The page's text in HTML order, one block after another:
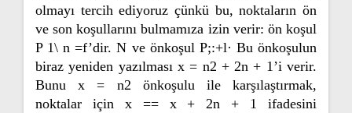
olmayı tercih ediyoruz çünkü bu, noktaların ön
ve son koşullarını bulmamıza izin verir: ön koşul
P 1\ n =f’dir. N ve önkoşul P;:+l· Bu önkoşulun
biraz yeniden yazılması x = n2 + 2n + 1’i verir.
Bunu x = n2 önkoşulu ile karşılaştırmak,
noktalar için x == x + 2n + 1 ifadesini